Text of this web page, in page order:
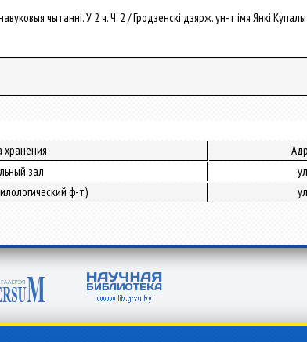
чытаннi. У 2 ч. Ч. 2 / Гродзенскі дзярж. ун-т імя Янкі
хранения
зал
ф-т)